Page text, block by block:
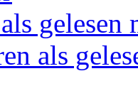
gelesen
als